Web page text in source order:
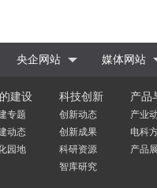
央企网站 媒体网站
建设
专题
动态
园地
科技创新
创新动态
创新成果
科研资源
智库研究
产品
产业
电科
产品